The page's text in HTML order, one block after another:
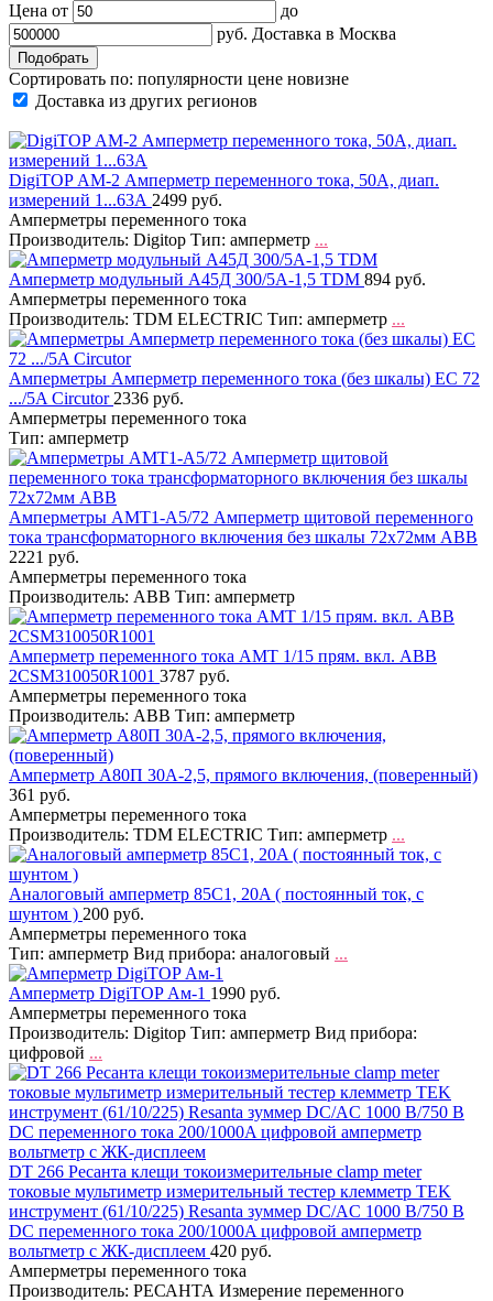
Цена от
до
руб. Доставка в Москва
Сортировать по: популярности цене новизне
Доставка из других регионов
DigiTOP АМ-2 Амперметр переменного тока, 50А, диап.
измерений 1...63А 2499 руб.
Амперметры переменного тока
Производитель: Digitop Тип: амперметр ...
Амперметр модульный А45Д 300/5А-1,5 TDM 894 руб.
Амперметры переменного тока
Производитель: TDM ЕLECTRIC Тип: амперметр ...
Амперметры Амперметр переменного тока (без шкалы) EC 72
.../5A Circutor 2336 руб.
Амперметры переменного тока
Тип: амперметр
Амперметры AMT1-A5/72 Амперметр щитовой переменного
тока трансформаторного включения без шкалы 72х72мм ABB
2221 руб.
Амперметры переменного тока
Производитель: ABB Тип: амперметр
Амперметр переменного тока AMT 1/15 прям. вкл. ABB
2CSM310050R1001 3787 руб.
Амперметры переменного тока
Производитель: ABB Тип: амперметр
Амперметр А80П 30А-2,5, прямого включения, (поверенный)
361 руб.
Амперметры переменного тока
Производитель: TDM ЕLECTRIC Тип: амперметр ...
Аналоговый амперметр 85C1, 20A ( постоянный ток, с
шунтом ) 200 руб.
Амперметры переменного тока
Тип: амперметр Вид прибора: аналоговый ...
Амперметр DigiTOP Ам-1 1990 руб.
Амперметры переменного тока
Производитель: Digitop Тип: амперметр Вид прибора:
цифровой ...
DT 266 Ресанта клещи токоизмерительные clamp meter
токовые мультиметр измерительный тестер клемметр TEK
инструмент (61/10/225) Resanta зуммер DC/AC 1000 В/750 В
DC переменного тока 200/1000A цифровой амперметр
вольтметр с ЖК-дисплеем 420 руб.
Амперметры переменного тока
Производитель: РЕСАНТА Измерение переменного